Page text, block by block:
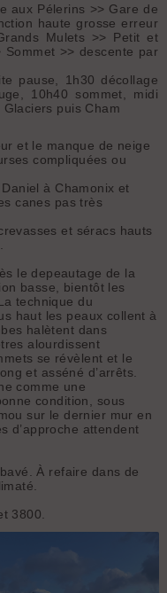
aux Pélerins >> Gare de
haute grosse erreur
Mulets >> Petit et
>> descente par
pause, 1h30 décollage
10h40 sommet, midi
puis Cham
et le manque de neige
compliquées ou
à Chamonix et
canes pas très
et séracs hauts
le depeautage de la
basse, bientôt les
technique du
haut les peaux collent à
halètent dans
alourdissent
se révèlent et le
et asséné d’arrêts.
comme une
condition, sous
sur le dernier mur en
d’approche attendent
À refaire dans de
3800.